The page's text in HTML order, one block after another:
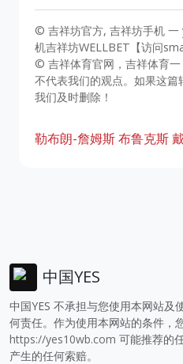
© 吉祥坊官方, 吉祥坊手机
机吉祥坊WELLBET【访问
© 吉祥体育官网，吉祥体育
不代表我们的观点。如果这
我们及时删除！
勒布朗-詹姆斯布鲁克斯
中国YES
中国YES 不承担与您使用本网站及
何责任。作为使用本网站的条件，
https://yes10wb.com 可能推荐的
产生的任何索赔。